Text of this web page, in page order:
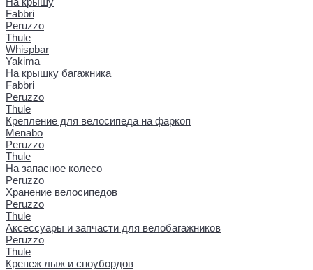
Fabbri
Peruzzo
Thule
Whispbar
Yakima
На крышку багажника
Fabbri
Peruzzo
Thule
Крепление для велосипеда на фаркоп
Menabo
Peruzzo
Thule
На запасное колесо
Peruzzo
Хранение велосипедов
Peruzzo
Thule
Аксессуары и запчасти для велобагажников
Peruzzo
Thule
Крепеж лыж и сноубордов